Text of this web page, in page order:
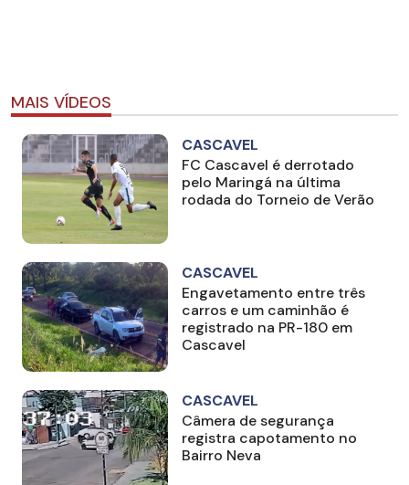
MAIS VÍDEOS
CASCAVEL
FC Cascavel é derrotado
pelo Maringá na última
rodada do Torneio de Verão
CASCAVEL
Engavetamento entre três
carros e um caminhão é
registrado na PR-180 em
Cascavel
CASCAVEL
Câmera de segurança
registra capotamento no
Bairro Neva